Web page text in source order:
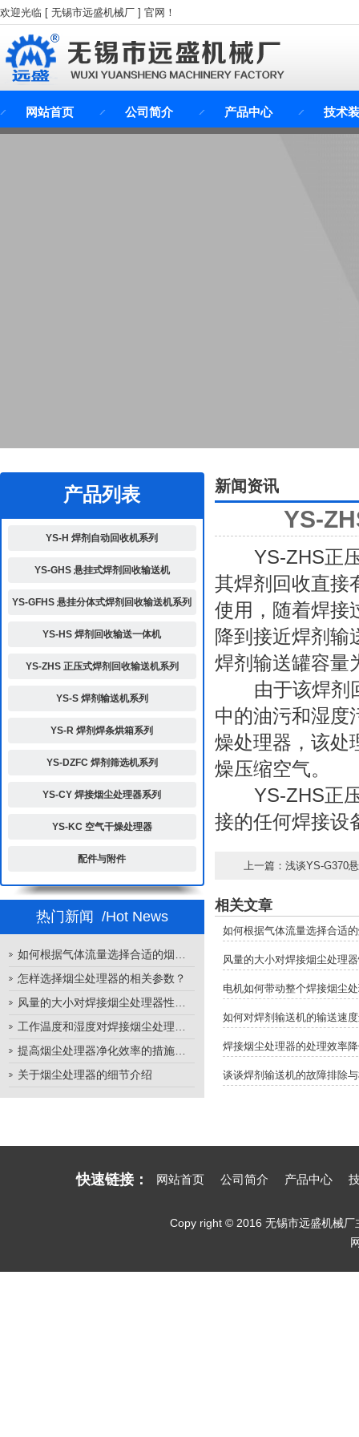
欢迎光临 [ 无锡市远盛机械厂 ] 官网！
网站首页 公司简介 产品中心 技术
产品列表
YS-H 焊剂自动回收机系列
YS-GHS 悬挂式焊剂回收输送机
YS-GFHS 悬挂分体式焊剂回收输送机系列
YS-HS 焊剂回收输送一体机
YS-ZHS 正压式焊剂回收输送机系列
YS-S 焊剂输送机系列
YS-R 焊剂焊条烘箱系列
YS-DZFC 焊剂筛选机系列
YS-CY 焊接烟尘处理器系列
YS-KC 空气干燥处理器
配件与附件
热门新闻 /Hot News
怎样选择烟尘处理器的相关参数？
关于烟尘处理器的细节介绍
新闻资讯
YS-
YS-ZHS正压
其焊剂回收直接
使用，随着焊接
降到接近焊剂输
焊剂输送罐容量
由于该焊剂
中的油污和湿度
燥处理器，该处
燥压缩空气。
YS-ZHS正压
接的任何焊接设
上一篇： 浅谈YS-G370
相关文章
如何根据气体流量选择合适
风量的大小对焊接烟尘处理
电机如何带动整个焊接烟尘
如何对焊剂输送机的输送速
焊接烟尘处理器的处理效率
谈谈焊剂输送机的故障排除
快速链接： 网站首页 公司简介 产品中心
Copy right © 2016 无锡市远盛机械